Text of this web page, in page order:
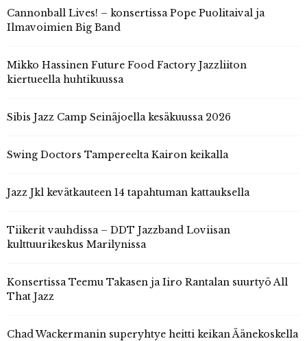
Cannonball Lives! – konsertissa Pope Puolitaival ja
Ilmavoimien Big Band
Mikko Hassinen Future Food Factory Jazzliiton
kiertueella huhtikuussa
Sibis Jazz Camp Seinäjoella kesäkuussa 2026
Swing Doctors Tampereelta Kairon keikalla
Jazz Jkl kevätkauteen 14 tapahtuman kattauksella
Tiikerit vauhdissa – DDT Jazzband Loviisan
kulttuurikeskus Marilynissa
Konsertissa Teemu Takasen ja Iiro Rantalan suurtyö All
That Jazz
Chad Wackermanin superyhtye heitti keikan Äänekoskella